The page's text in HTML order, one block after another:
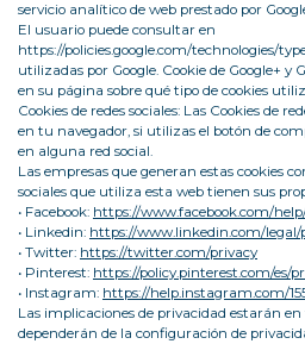
servicio analítico de web prestado por
El usuario puede consultar en
https://policies.google.com/technologies/
utilizadas por Google. Cookie de Google+ y
en su página sobre qué tipo de cookies
Cookies de redes sociales: Las Cookies de
en tu navegador, si utilizas el botón de
en alguna red social.
Las empresas que generan estas cookies
sociales que utiliza esta web tienen sus
• Facebook: https://www.facebook.com/
• Linkedin: https://www.linkedin.com/legal/
• Twitter: https://twitter.com/privacy
• Pinterest: https://policy.pinterest.com/es/
• Instagram: https://help.instagram.com/
Las implicaciones de privacidad estarán
dependerán de la configuración de